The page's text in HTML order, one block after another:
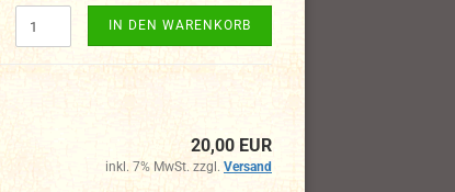
IN DEN WARENKORB
20,00 EUR
inkl. 7% MwSt. zzgl. Versand